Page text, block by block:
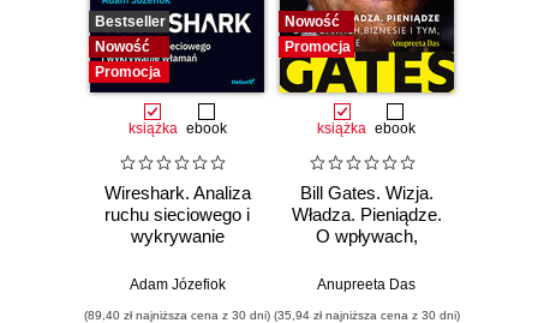
Bestseller
Nowość
Promocja
książka ebook
Wireshark. Analiza
ruchu sieciowego i
wykrywanie
Adam Józefiok
(89,40 zł najniższa cena z 30 dni)
Nowość
Promocja
książka ebook
Bill Gates. Wizja.
Władza. Pieniądze.
O wpływach,
niejawne
Anupreeta Das
(35,94 zł najniższa cena z 30 dni)